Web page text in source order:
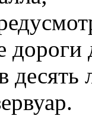
дороги
десять